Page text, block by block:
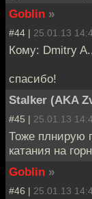
Goblin »
#44 | 25.01.13
Кому: Dmitry
спасибо!
Stalker (AKA
#45 | 25.01.13
Тоже плнирую
катания на
Goblin »
#46 | 25.01.13